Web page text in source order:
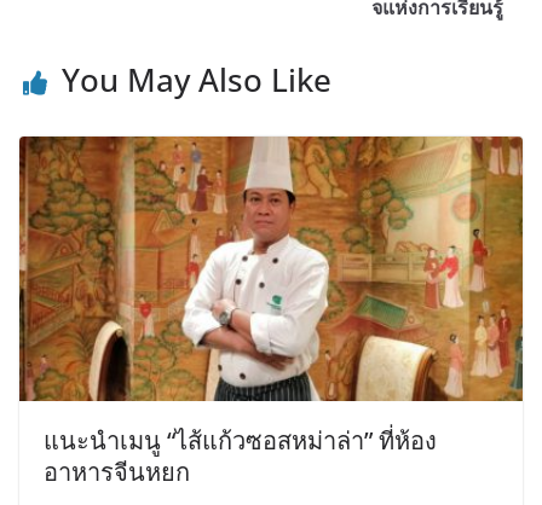
จแห่งการเรียนรู้
You May Also Like
แนะนำเมนู “ไส้แก้วซอสหม่าล่า” ที่ห้อง
อาหารจีนหยก